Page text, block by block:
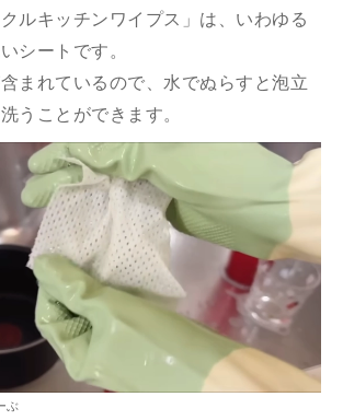
ルキッチンワイプス」は、いわゆる
シートです。
まれているので、水でぬらすと泡立
うことができます。
ぶ